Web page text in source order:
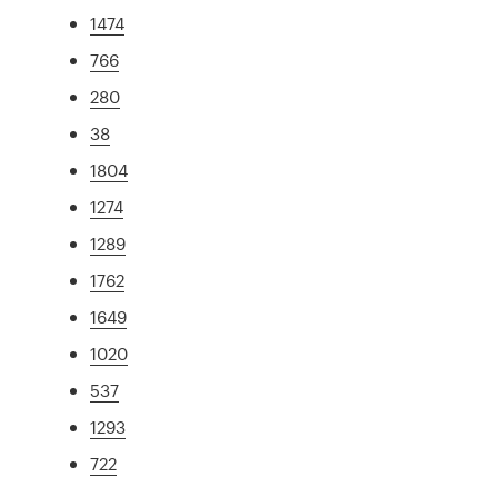
1474
766
280
38
1804
1274
1289
1762
1649
1020
537
1293
722